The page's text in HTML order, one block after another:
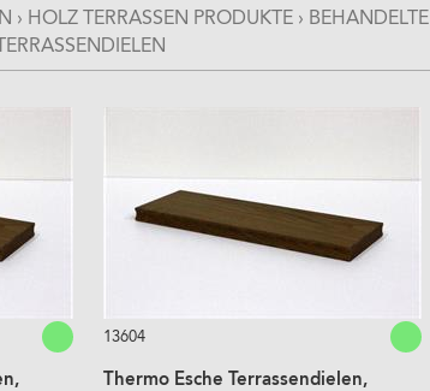
› HOLZ TERRASSEN PRODUKTE › BEHANDELTE
13604
Thermo Esche Terrassendielen,